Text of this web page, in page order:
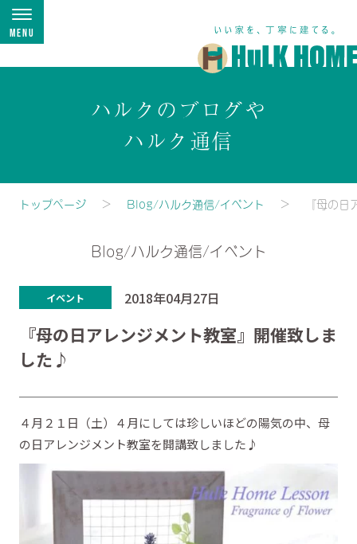
Menu
ハルクのブログや
ハルク通信
トップページ Blog/ハルク通信/イベント 『母の
Blog/ハルク通信/イベント
イベント 2018年04月27日
『母の日アレンジメント教室』開催致しま
した♪
４月２１日（土）４月にしては珍しいほどの陽気の中、母
の日アレンジメント教室を開講致しました♪